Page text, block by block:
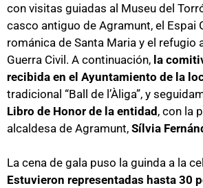
con visitas guiadas al Museu del
casco antiguo de Agramunt, el Espai
románica de Santa Maria y el refugio
Guerra Civil. A continuación, la
recibida en el Ayuntamiento de la
tradicional “Ball de l’Àliga”, y
Libro de Honor de la entidad, con la
alcaldesa de Agramunt, Sílvia
La cena de gala puso la guinda a la
Estuvieron representadas hasta 30